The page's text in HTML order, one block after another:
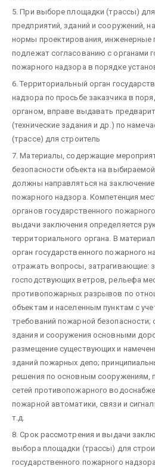
5. При выборе площадки (трассы)
предприятий, зданий и сооружений,
нормы проектирования, инженерные
подлежат согласованию с органами
пожарного надзора в порядке
6. Территориальный орган
надзора по просьбе заказчика в
органом, вправе выдавать
(технические задания и др.) по
(трассе) для строитель
7. Материалы, содержащие
безопасности объекта на
должны направляться на заключение
пожарного надзора. Компетенция
органов государственного
выдачи заключения определяется
территориального органа. В
орган государственного пожарного
отражать вопросы, затрагивающие:
господствующих ветров, рельефа
противопожарных разрывов по
объектам и населенным пунктам с
требований пожарной безопасности;
здания и сооружения основными
размещение существующих и
зданий пожарных депо;
решения по основным сооружениям,
сетей противопожарного
пожарной автоматики, связи и
т.д.
8. Срок рассмотрения и выдачи
выбора площадки (трассы) для
государственного пожарного